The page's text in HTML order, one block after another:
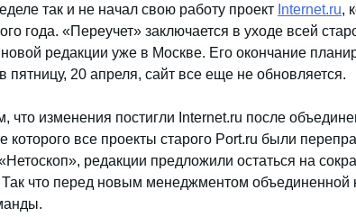
так и не начал свою работу проект Internet.ru,
года. «Переучет» заключается в уходе всей
редакции уже в Москве. Его окончание
пятницу, 20 апреля, сайт все еще не обновляется.
что изменения постигли Internet.ru после
которого все проекты старого Port.ru были
редакции предложили остаться на
Так что перед новым менеджментом